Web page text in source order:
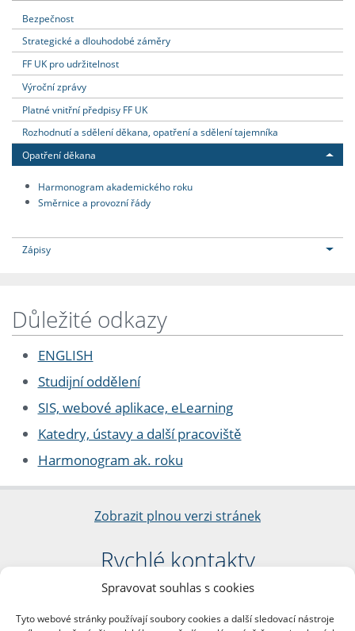
Spravovat souhlas s cookies
Tyto webové stránky používají soubory cookies a další sledovací nástroje
Bezpečnost
Strategické a dlouhodobé záměry
FF UK pro udržitelnost
Výroční zprávy
Platné vnitřní předpisy FF UK
Rozhodnutí a sdělení děkana, opatření a sdělení tajemníka
Opatření děkana
Harmonogram akademického roku
Směrnice a provozní řády
Zápisy
Důležité odkazy
ENGLISH
Studijní oddělení
SIS, webové aplikace, eLearning
Katedry, ústavy a další pracoviště
Harmonogram ak. roku
Zobrazit plnou verzi stránek
Rychlé kontakty
Filozofická fakulta
nám. Jana Palacha 1/2